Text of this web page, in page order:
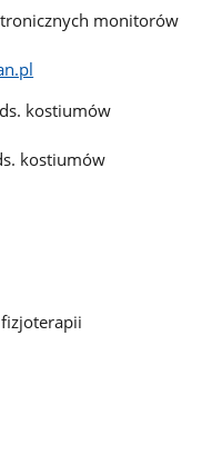
monitorów
kostiumów
kostiumów